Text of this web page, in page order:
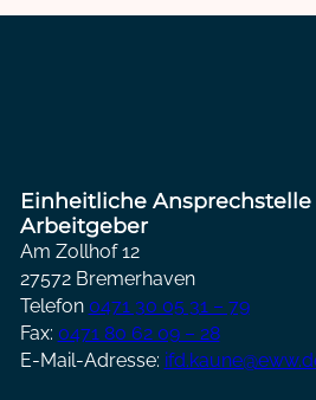
Einheitliche Ansprechstelle
Arbeitgeber
Am Zollhof 12
27572 Bremerhaven
Telefon 0471 30 05 31 – 79
Fax: 0471 80 62 09 – 28
E-Mail-Adresse: